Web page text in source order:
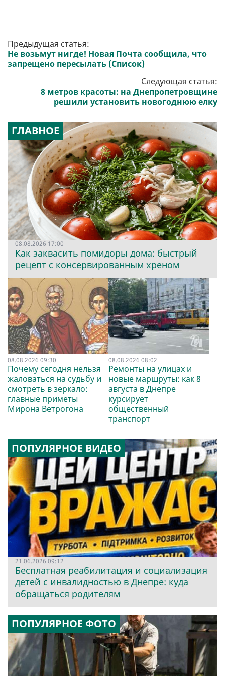
Предыдущая статья:
Не возьмут нигде! Новая Почта сообщила, что
запрещено пересылать (Список)
Следующая статья:
8 метров красоты: на Днепропетровщине
решили установить новогоднюю елку
ГЛАВНОЕ
08.08.2026 17:00
Как заквасить помидоры дома: быстрый
рецепт с консервированным хреном
08.08.2026 09:30
Почему сегодня нельзя
жаловаться на судьбу и
смотреть в зеркало:
главные приметы
Мирона Ветрогона
08.08.2026 08:02
Ремонты на улицах и
новые маршруты: как 8
августа в Днепре
курсирует
общественный
транспорт
ПОПУЛЯРНОЕ ВИДЕО
21.06.2026 09:12
Бесплатная реабилитация и социализация
детей с инвалидностью в Днепре: куда
обращаться родителям
ПОПУЛЯРНОЕ ФОТО